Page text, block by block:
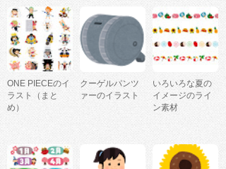
ONE PIECEのイ
ラスト（まと
め）
クーゲルパンツ
ァーのイラスト
いろいろな夏の
イメージのライ
ン素材